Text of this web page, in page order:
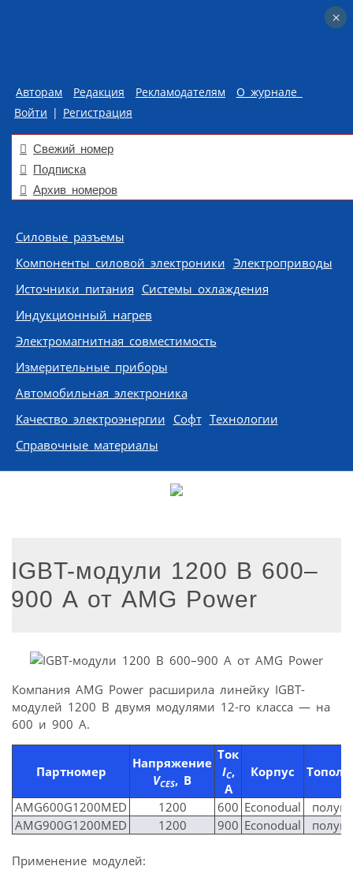
Авторам Редакция Рекламодателям
О журнале
Войти | Регистрация
Свежий номер
Подписка
Архив номеров
Skip to content
Силовые разъемы
Компоненты силовой электроники Электроприводы
Источники питания Системы охлаждения
Индукционный нагрев
Электромагнитная совместимость
Измерительные приборы
Автомобильная электроника
Качество электроэнергии Софт Технологии
Справочные материалы
IGBT-модули 1200 В 600–
900 А от AMG Power
Компания AMG Power расширила линейку IGBT-
модулей 1200 В двумя модулями 12-го класса — на
600 и 900 А.
Партномер
Напряжение
VCES, В
Ток
IC,
А
Корпус
AMG600G1200MED 1200 600 Econodual
AMG900G1200MED
1200 900 Econodual
Применение модулей:
×
×